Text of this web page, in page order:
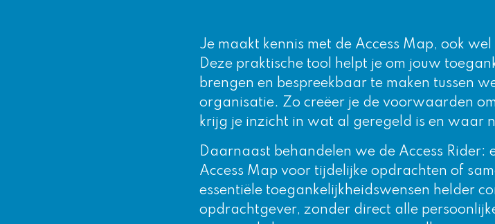
Je maakt kennis met de Access Map, ook
Deze praktische tool helpt je om jouw
brengen en bespreekbaar te maken tussen
organisatie. Zo creëer je de voorwaarden
krijg je inzicht in wat al geregeld is en waar
Daarnaast behandelen we de Access Rider:
Access Map voor tijdelijke opdrachten of
essentiële toegankelijkheidswensen helder
opdrachtgever, zonder direct alle